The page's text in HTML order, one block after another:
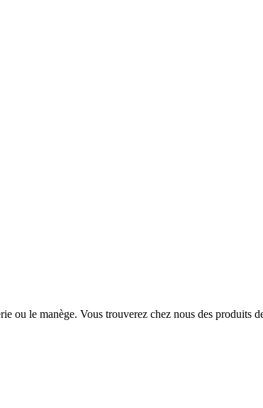
ou le manège. Vous trouverez chez nous des produits